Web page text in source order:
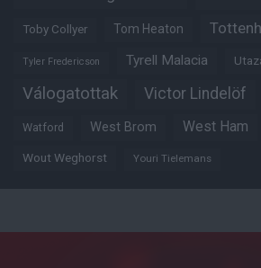
Toby Collyer Tom Heaton
Tyler Fredericson Tyrell Malacia
Válogatottak Victor Lindelöf
Watford West Brom West Ham
Wout Weghorst Youri Tielemans